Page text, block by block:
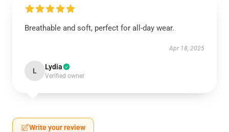
Breathable and soft, perfect for all-day wear.
Apr 18, 2025
L Lydia
Verified owner
Write your review